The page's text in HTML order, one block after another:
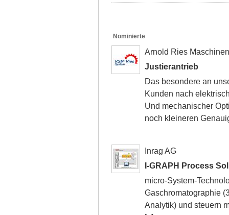
Nominierte
Arnold Ries
Justierantrieb
Das besondere an
Kunden nach
Und mechanischer
noch kleineren
Inrag AG
I-GRAPH Process
micro-System-
Gaschromatographie
Analytik) und steuern